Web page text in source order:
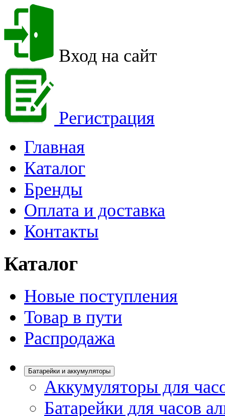
Вход на сайт
Регистрация
Главная
Каталог
Бренды
Оплата и доставка
Контакты
Каталог
Новые поступления
Товар в пути
Распродажа
Батарейки и аккумуляторы
Аккумуляторы для
Батарейки для часов